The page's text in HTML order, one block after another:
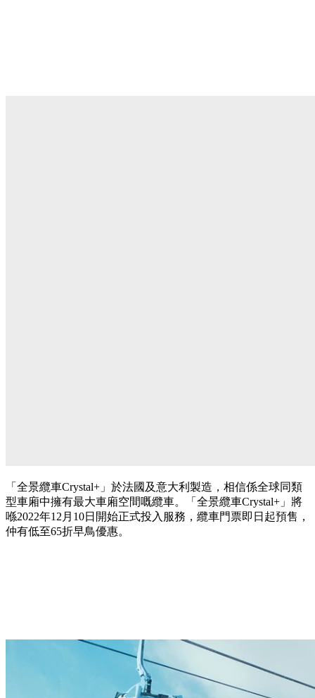
「全景纜車Crystal+」於法國及意大利製造，相信係全球同類
型車廂中擁有最大車廂空間嘅纜車。「全景纜車Crystal+」將
喺2022年12月10日開始正式投入服務，纜車門票即日起預售，
仲有低至65折早鳥優惠。